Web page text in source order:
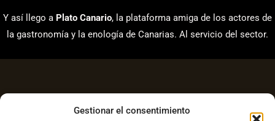
Gestionar el consentimiento
Y así llego a Plato Canario, la plataforma amiga de los actores de
la gastronomía y la enología de Canarias. Al servicio del sector.